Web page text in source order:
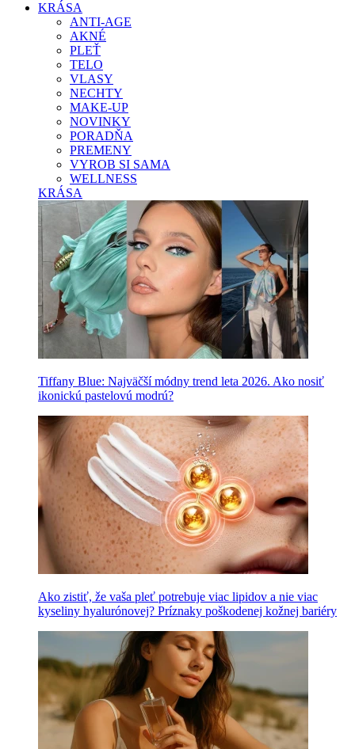
KRÁSA
ANTI-AGE
AKNÉ
PLEŤ
TELO
VLASY
NECHTY
MAKE-UP
NOVINKY
PORADŇA
PREMENY
VYROB SI SAMA
WELLNESS
KRÁSA
Tiffany Blue: Najväčší módny trend leta 2026. Ako nosiť
ikonickú pastelovú modrú?
Ako zistiť, že vaša pleť potrebuje viac lipidov a nie viac
kyseliny hyalurónovej? Príznaky poškodenej kožnej bariéry